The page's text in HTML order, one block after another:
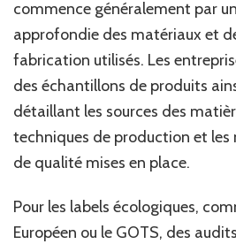
commence généralement par
approfondie des matériaux et
fabrication utilisés. Les
des échantillons de produits
détaillant les sources des
techniques de production et les
de qualité mises en place.
Pour les labels écologiques,
Européen ou le GOTS, des